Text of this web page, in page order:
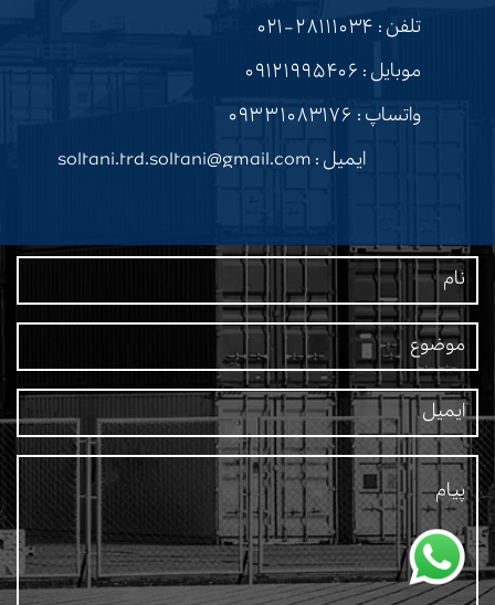
تلفن : ۲۸۱۱۱۰۳۴-۰۲۱
موبایل : ۰۹۱۲۱۹۹۵۴۰۶
واتساپ : ۰۹۳۳۱۰۸۳۱۷۶
ایمیل : soltani.trd.soltani@gmail.com